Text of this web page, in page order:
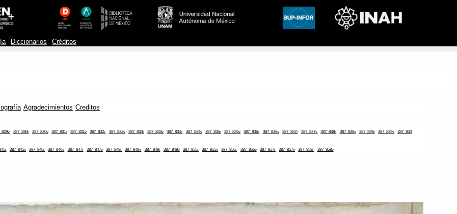
Diccionarios Créditos
Agradecimientos Creditos
387_830r 387_830v 387_831r 387_831v 387_832r 387_832v 387_833r 387_833v 387_834r 387_834v 387_835r 387_835v 387_836r 387_836v 387_837r 387_837v 387_838r 387_838v 387_839r 387_839v 387_840
387_845v 387_846r 387_846v 387_847r 387_847v 387_848r 387_848v 387_849r 387_849v 387_855r 387_855v 387_856r 387_856v 387_857r 387_857v 387_858r 387_858v